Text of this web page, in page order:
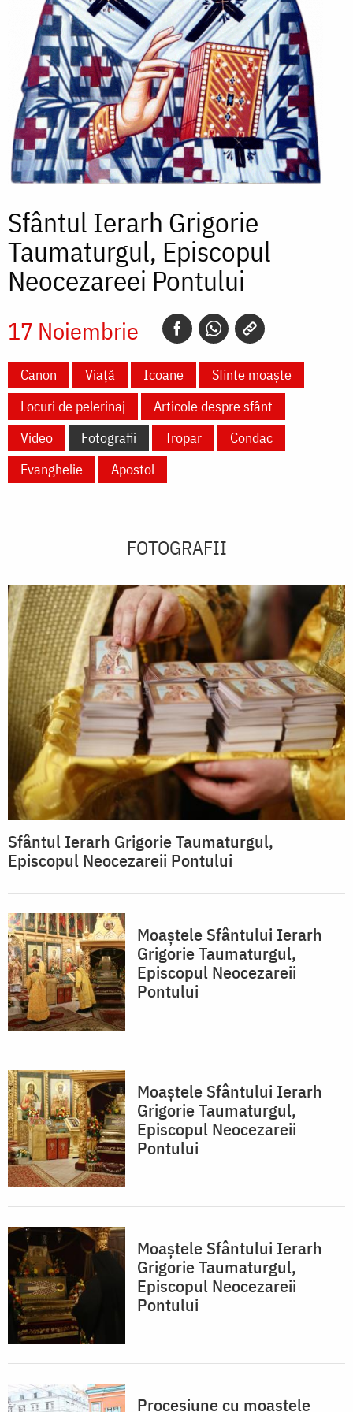
Sfântul Ierarh Grigorie
Taumaturgul, Episcopul
Neocezareei Pontului
17 Noiembrie
Canon Viață Icoane
Sfinte moaște
Locuri de pelerinaj
Articole despre sfânt
Video
Fotografii Tropar
Condac
Evanghelie
Apostol
FOTOGRAFII
Sfântul Ierarh Grigorie Taumaturgul,
Episcopul Neocezareii Pontului
Moaştele Sfântului Ierarh
Grigorie Taumaturgul,
Episcopul Neocezareii
Pontului
Moaştele Sfântului Ierarh
Grigorie Taumaturgul,
Episcopul Neocezareii
Pontului
Moaştele Sfântului Ierarh
Grigorie Taumaturgul,
Episcopul Neocezareii
Pontului
Procesiune cu moaştele